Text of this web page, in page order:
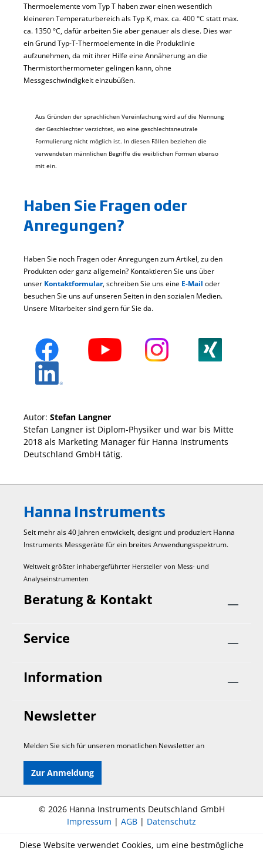
Thermoelemente vom Typ T haben zwar einen wesentlich
kleineren Temperaturbereich als Typ K, max. ca. 400 °C statt max.
ca. 1350 °C, dafür arbeiten Sie aber genauer als diese. Dies war
ein Grund Typ-T-Thermoelemente in die Produktlinie
aufzunehmen, da mit ihrer Hilfe eine Annäherung an die
Thermistorthermometer gelingen kann, ohne
Messgeschwindigkeit einzubüßen.
Aus Gründen der sprachlichen Vereinfachung wird auf die Nennung
der Geschlechter verzichtet, wo eine geschlechtsneutrale
Formulierung nicht möglich ist. In diesen Fällen beziehen die
verwendeten männlichen Begriffe die weiblichen Formen ebenso
mit ein.
Haben Sie Fragen oder
Anregungen?
Haben Sie noch Fragen oder Anregungen zum Artikel, zu den
Produkten oder ganz allgemein? Kontaktieren Sie uns über
unser Kontaktformular, schreiben Sie uns eine E-Mail oder
besuchen Sie uns auf unseren Seiten in den sozialen Medien.
Unsere Mitarbeiter sind gern für Sie da.
Autor: Stefan Langner
Stefan Langner ist Diplom-Physiker und war bis Mitte
2018 als Marketing Manager für Hanna Instruments
Deutschland GmbH tätig.
Hanna Instruments
Seit mehr als 40 Jahren entwickelt, designt und produziert Hanna
Instruments Mess­geräte für ein breites Anwendungs­spektrum.
Weltweit größter inhabergeführter Hersteller von Mess- und
Analyseinstrumenten
Beratung & Kontakt
Service
Information
Newsletter
Melden Sie sich für unseren monatlichen Newsletter an
Zur Anmeldung
© 2026 Hanna Instruments Deutschland GmbH
Impressum | AGB | Datenschutz
Diese Website verwendet Cookies, um eine bestmögliche